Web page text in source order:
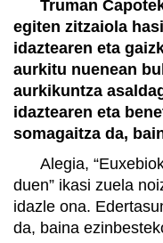
Truman
egiten zitzaiola
idaztearen eta
aurkitu nuenean
aurkikuntza
idaztearen eta
somagaitza da,
Alegia,
duen” ikasi zuela
idazle ona.
da, baina